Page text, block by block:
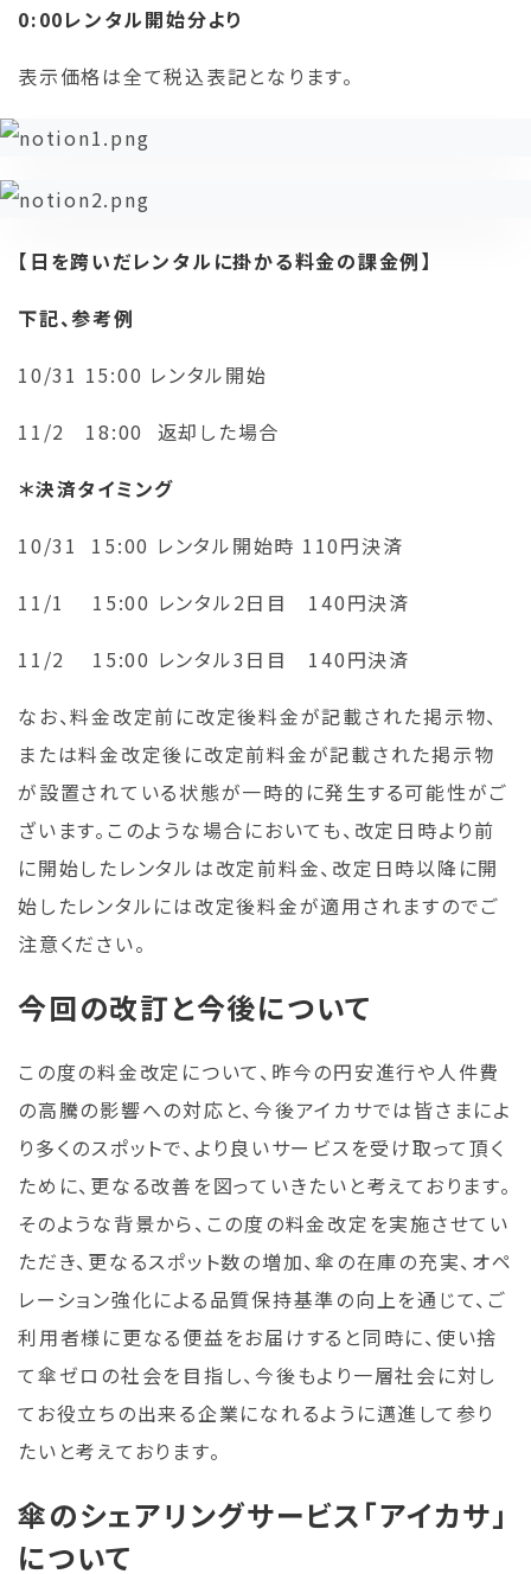
0:00レンタル開始分より
表示価格は全て税込表記となります。
【日を跨いだレンタルに掛かる料金の課金例】
下記、参考例
10/31 15:00 レンタル開始
11/2 18:00 返却した場合
＊決済タイミング
10/31 15:00 レンタル開始時 110円決済
11/1 15:00 レンタル2日目 140円決済
11/2 15:00 レンタル3日目 140円決済
なお、料金改定前に改定後料金が記載された掲示物、
または料金改定後に改定前料金が記載された掲示物
が設置されている状態が一時的に発生する可能性がご
ざいます。このような場合においても、改定日時より前
に開始したレンタルは改定前料金、改定日時以降に開
始したレンタルには改定後料金が適用されますのでご
注意ください。
今回の改訂と今後について
この度の料金改定について、昨今の円安進行や人件費
の高騰の影響への対応と、今後アイカサでは皆さまによ
り多くのスポットで、より良いサービスを受け取って頂く
ために、更なる改善を図っていきたいと考えております。
そのような背景から、この度の料金改定を実施させてい
ただき、更なるスポット数の増加、傘の在庫の充実、オペ
レーション強化による品質保持基準の向上を通じて、ご
利用者様に更なる便益をお届けすると同時に、使い捨
て傘ゼロの社会を目指し、今後もより一層社会に対し
てお役立ちの出来る企業になれるように邁進して参り
たいと考えております。
傘のシェアリングサービス「アイカサ」
について